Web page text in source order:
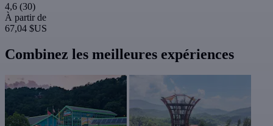
4,6 (30)
À partir de
67,04 $US
Combinez les meilleures expériences